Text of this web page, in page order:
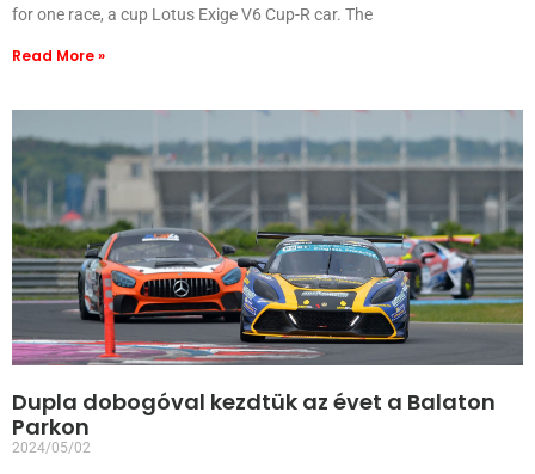
for one race, a cup Lotus Exige V6 Cup-R car. The
Read More »
Dupla dobogóval kezdtük az évet a Balaton
Parkon
2024/05/02